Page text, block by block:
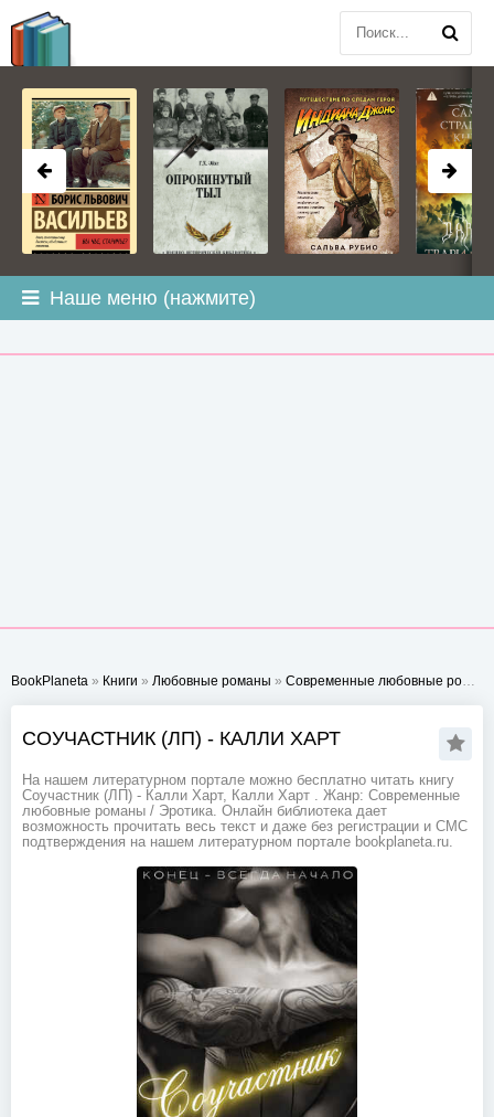
Наше меню (нажмите)
BookPlaneta » Книги » Любовные романы » Современные любовные романы
СОУЧАСТНИК (ЛП) - КАЛЛИ ХАРТ
На нашем литературном портале можно бесплатно читать книгу
Соучастник (ЛП) - Калли Харт, Калли Харт . Жанр: Современные
любовные романы / Эротика. Онлайн библиотека дает
возможность прочитать весь текст и даже без регистрации и СМС
подтверждения на нашем литературном портале bookplaneta.ru.
BOOKPLANETA.COM